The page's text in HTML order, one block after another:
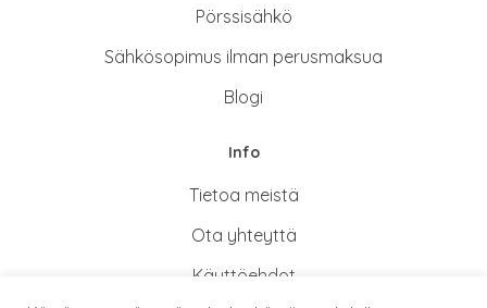
Pörssisähkö
Sähkösopimus ilman perusmaksua
Blogi
Info
Tietoa meistä
Ota yhteyttä
Käyttöehdot